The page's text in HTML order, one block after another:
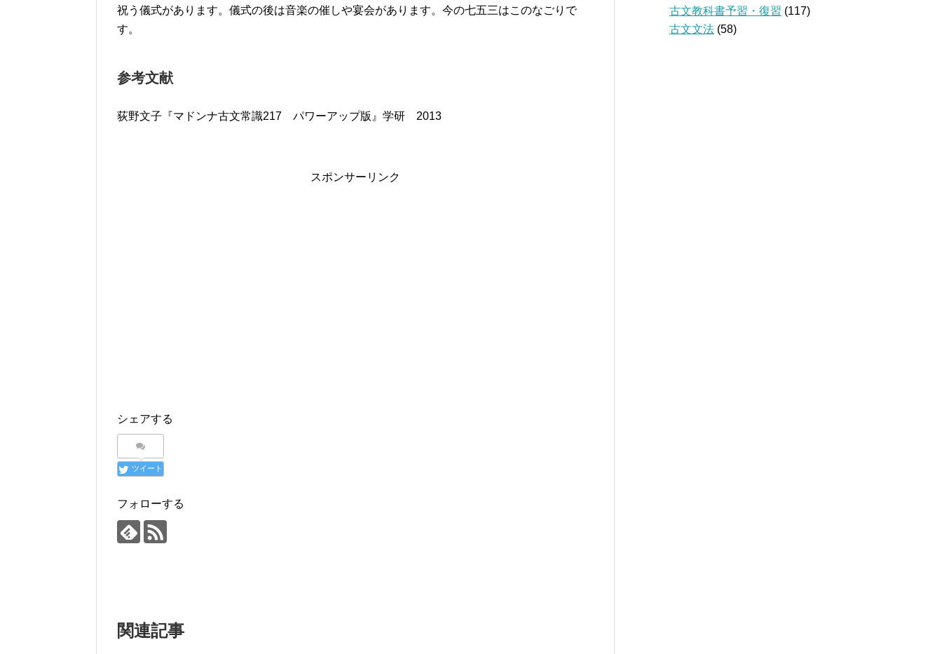
祝う儀式があります。儀式の後は音楽の催しや宴会があります。今の七五三はこのなごりで
す。
参考文献
荻野文子『マドンナ古文常識217 パワーアップ版』学研 2013
スポンサーリンク
シェアする
ツイート
フォローする
関連記事
古文教科書予習・復習 (117)
古文文法 (58)